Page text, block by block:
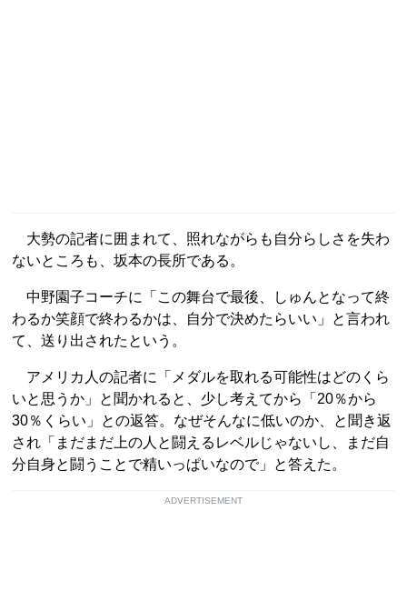
大勢の記者に囲まれて、照れながらも自分らしさを失わ
ないところも、坂本の長所である。
中野園子コーチに「この舞台で最後、しゅんとなって終
わるか笑顔で終わるかは、自分で決めたらいい」と言われ
て、送り出されたという。
アメリカ人の記者に「メダルを取れる可能性はどのくら
いと思うか」と聞かれると、少し考えてから「20％から
30％くらい」との返答。なぜそんなに低いのか、と聞き返
され「まだまだ上の人と闘えるレベルじゃないし、まだ自
分自身と闘うことで精いっぱいなので」と答えた。
ADVERTISEMENT